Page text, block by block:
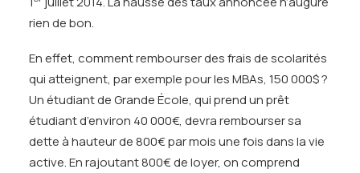
rien de bon.
En effet, comment rembourser des frais de scolarités
qui atteignent, par exemple pour les MBAs, 150 000$ ?
Un étudiant de Grande École, qui prend un prêt
étudiant d’environ 40 000€, devra rembourser sa
dette à hauteur de 800€ par mois une fois dans la vie
active. En rajoutant 800€ de loyer, on comprend